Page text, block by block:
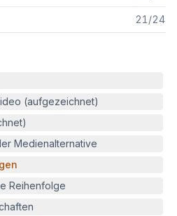
21 /24
(aufgezeichnet)
Medienalternative
Reihenfolge